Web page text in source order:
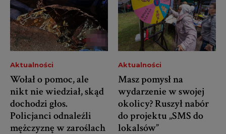
Aktualności
Wołał o pomoc, ale
nikt nie wiedział, skąd
dochodzi głos.
Policjanci odnaleźli
mężczyznę w zaroślach
Aktualności
Masz pomysł na
wydarzenie w swojej
okolicy? Ruszył nabór
do projektu „SMS do
lokalsów”